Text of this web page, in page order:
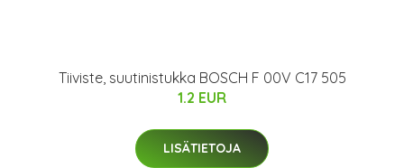
Tiiviste, suutinistukka BOSCH F 00V C17 505
1.2 EUR
LISÄTIETOJA